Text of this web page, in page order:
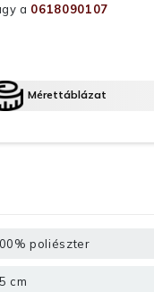
a 0618090107
Mérettáblázat
poliészter
cm